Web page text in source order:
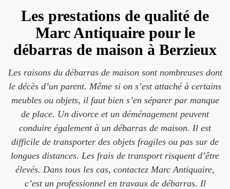
Les prestations de qualité de
Marc Antiquaire pour le
débarras de maison à Berzieux
Les raisons du débarras de maison sont nombreuses dont
le décès d’un parent. Même si on s’est attaché à certains
meubles ou objets, il faut bien s’en séparer par manque
de place. Un divorce et un déménagement peuvent
conduire également à un débarras de maison. Il est
difficile de transporter des objets fragiles ou pas sur de
longues distances. Les frais de transport risquent d’être
élevés. Dans tous les cas, contactez Marc Antiquaire,
c’est un professionnel en travaux de débarras. Il